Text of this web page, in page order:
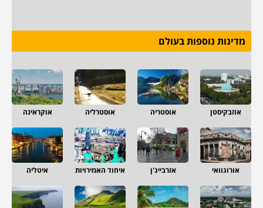
מדינות נוספות בעולם
אוזבקיסטן אוסטריה אוסטרליה אוקראינה
אורוגוואי אזרבייג'ן איחוד האמירויות איטליה